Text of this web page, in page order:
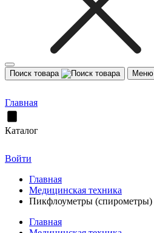
Поиск товара Меню
Главная
Каталог
Войти
Главная
Медицинская техника
Пикфлоуметры (спирометры)
Главная